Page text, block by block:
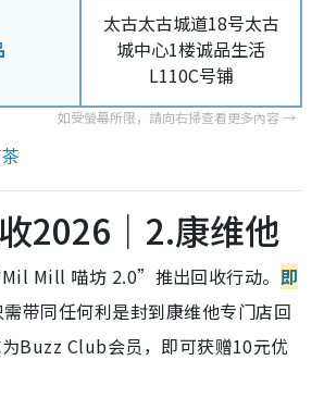
太古太古城道18号太古
城中心1楼诚品生活
L110C号铺
2026｜2.康维他
Mill 喵坊 2.0”推出回收行动。 即
需带同任何利是封到康维他专门店回
Buzz Club会员，即可获赠10元优